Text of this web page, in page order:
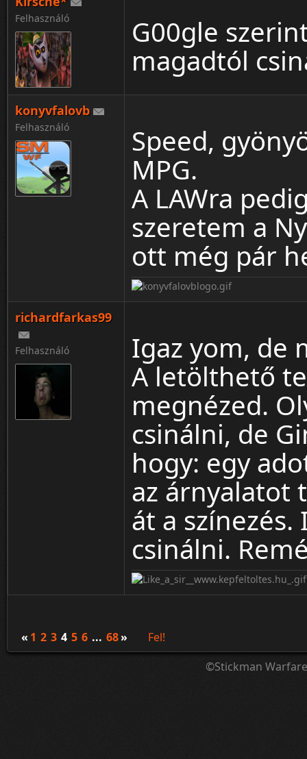
Felhasználó
G00gle
magadtól
konyvfalovb
Felhasználó
Speed,
MPG.
A LAWra
szeretem a
ott még pár
richardfarkas99
Felhasználó
Igaz yom, de
A letölthető
megnézed.
csinálni, de
hogy: egy
az árnyalatot
át a
csinálni.
« 1 2 3 4 5 6 ... 68»
Fel!
©Stickman Warfare